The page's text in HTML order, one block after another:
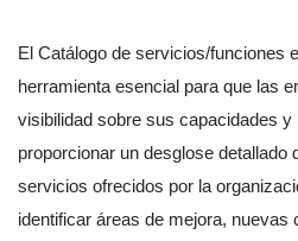
El Catálogo de servicios/funciones
herramienta esencial para que las
visibilidad sobre sus capacidades
proporcionar un desglose detallado
servicios ofrecidos por la
identificar áreas de mejora, nuevas